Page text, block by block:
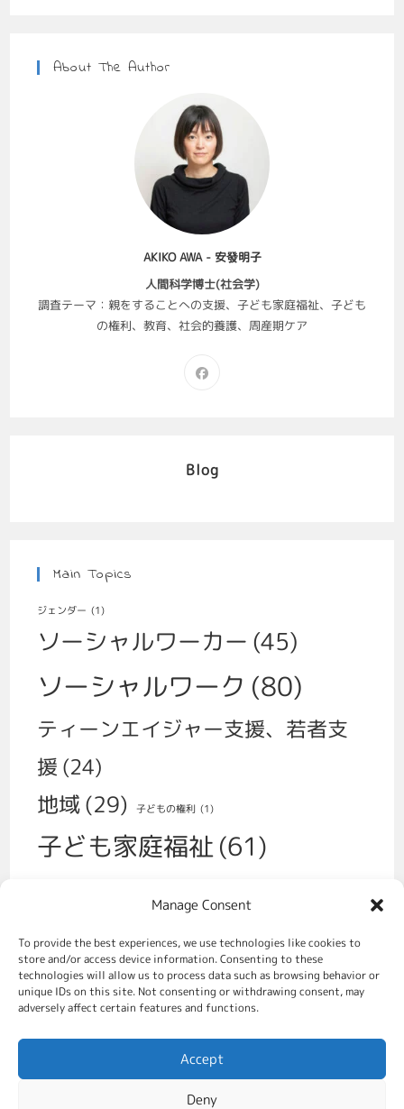
Manage Consent
To provide the best experiences, we use technologies like cookies to
store and/or access device information. Consenting to these
technologies will allow us to process data such as browsing behavior or
unique IDs on this site. Not consenting or withdrawing consent, may
adversely affect certain features and functions.
Accept
Deny
About The Author
AKIKO AWA - 安發明子
人間科学博士(社会学)
調査テーマ：親をすることへの支援、子ども家庭福祉、子ども
の権利、教育、社会的養護、周産期ケア
Blog
Main Topics
ジェンダー (1)
ソーシャルワーカー (45)
ソーシャルワーク (80)
ティーンエイジャー支援、若者支
援 (24)
地域(29) 子どもの権利 (1)
子ども家庭福祉 (61)
福祉政策(70) 移民 (2)
虐待対策、社会的養護 (49)
親をすることの支援
貧困対策(8)